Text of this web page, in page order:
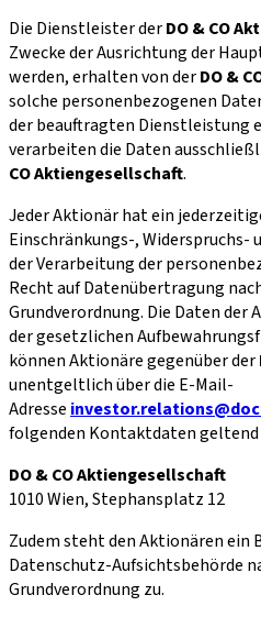
Die Dienstleister derDO & CO
Zwecke der Ausrichtung der
werden, erhalten von derDO &
solche personenbezogenen
der beauftragten Dienstleistung
verarbeiten die Daten
CO Aktiengesellschaft.
Jeder Aktionär hat ein
Einschränkungs-, Widerspruchs-
der Verarbeitung der
Recht auf Datenübertragung
Grundverordnung. Die Daten der
der gesetzlichen
können Aktionäre gegenüber der
unentgeltlich über die E-Mail-
Adresse
folgenden Kontaktdaten geltend
DO & CO Aktiengesellschaft
1010 Wien, Stephansplatz 12
Zudem steht den Aktionären ein
Datenschutz-Aufsichtsbehörde
Grundverordnung zu.